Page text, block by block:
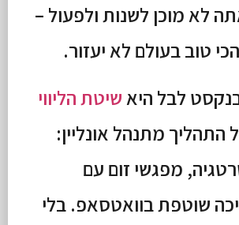
לא מוכן לשנות ולפעול –
טוב בעולם לא יעזור.
לבל היאשיטת הליווי
התהליך מתנהל אונליין:
מפגשי זום עם
שוטפת בוואטסאפ. בלי